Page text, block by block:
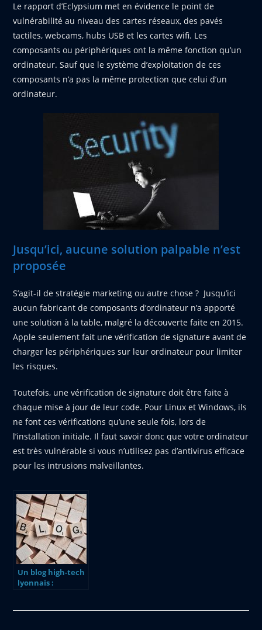
Le rapport d’Eclypsium met en évidence le point de
vulnérabilité au niveau des cartes réseaux, des pavés
tactiles, webcams, hubs USB et les cartes wifi. Les
composants ou périphériques ont la même fonction qu’un
ordinateur. Sauf que le système d’exploitation de ces
composants n’a pas la même protection que celui d’un
ordinateur.
Jusqu’ici, aucune solution palpable n’est
proposée
S’agit-il de stratégie marketing ou autre chose ? Jusqu’ici
aucun fabricant de composants d’ordinateur n’a apporté
une solution à la table, malgré la découverte faite en 2015.
Apple seulement fait une vérification de signature avant de
charger les périphériques sur leur ordinateur pour limiter
les risques.
Toutefois, une vérification de signature doit être faite à
chaque mise à jour de leur code. Pour Linux et Windows, ils
ne font ces vérifications qu’une seule fois, lors de
l’installation initiale. Il faut savoir donc que votre ordinateur
est très vulnérable si vous n’utilisez pas d’antivirus efficace
pour les intrusions malveillantes.
Un blog high-tech
lyonnais :